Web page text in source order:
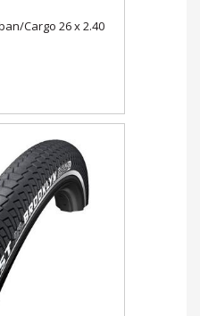
Cargo 26 x 2.40